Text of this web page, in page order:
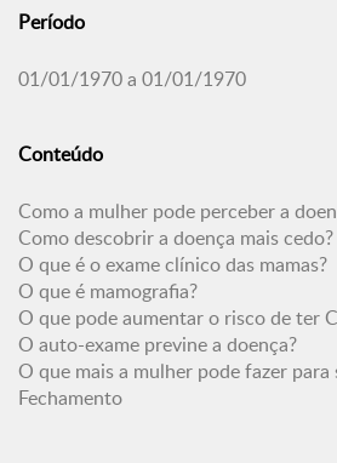
Período
01/01/1970 a 01/01/1970
Conteúdo
Como a mulher pode perceber a
Como descobrir a doença mais cedo?
O que é o exame clínico das mamas?
O que é mamografia?
O que pode aumentar o risco de ter
O auto-exame previne a doença?
O que mais a mulher pode fazer para
Fechamento